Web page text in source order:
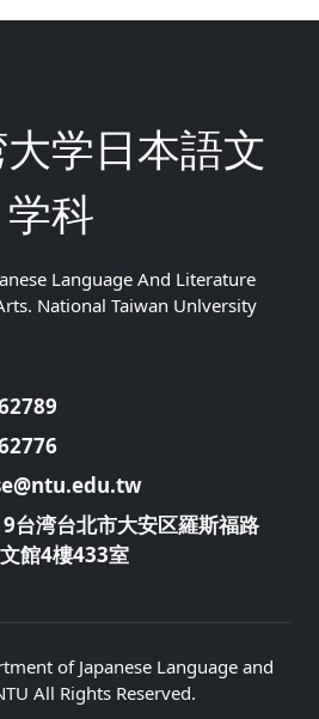
学日本語文
学科
Language And Literature
National Taiwan Unlversity
台湾台北市大安区羅斯福路
館4樓433室
of Japanese Language and
All Rights Reserved.